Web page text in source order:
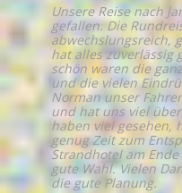
Unsere Reise nach
gefallen. Die
abwechslungsreich,
hat alles zuverlässig
schön waren die
und die vielen
Norman unser
und hat uns viel
haben viel gesehen,
genug Zeit zum
Strandhotel am
gute Wahl. Vielen
die gute Planung.